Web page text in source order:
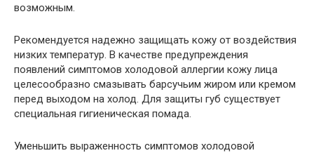
возможным.
Рекомендуется надежно защищать кожу от воздействия
низких температур. В качестве предупреждения
появлений симптомов холодовой аллергии кожу лица
целесообразно смазывать барсучьим жиром или кремом
перед выходом на холод. Для защиты губ существует
специальная гигиеническая помада.
Уменьшить выраженность симптомов холодовой